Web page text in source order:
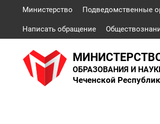
Министерство Подведомственные
Написать обращение
ОБРАЗОВАНИЯ И
Чеченской